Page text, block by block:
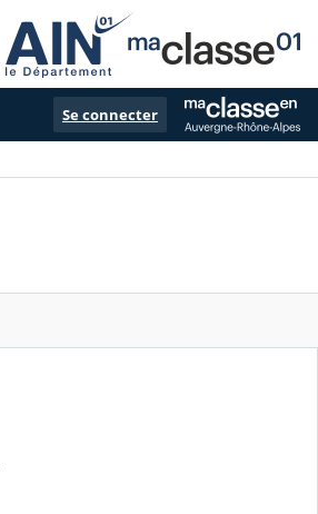
Se connecter